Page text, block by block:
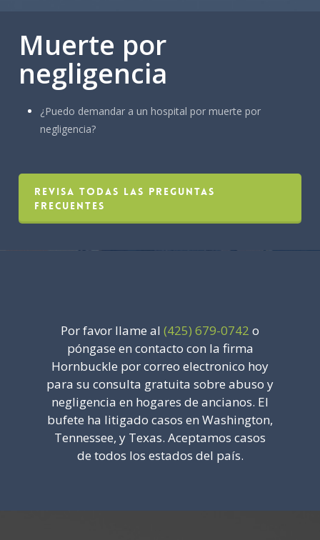
Muerte por
negligencia
¿Puedo demandar a un hospital por muerte por
negligencia?
revisa todas las preguntas
frecuentes
Por favor llame al (425) 679-0742 o
póngase en contacto con la firma
Hornbuckle por correo electronico hoy
para su consulta gratuita sobre abuso y
negligencia en hogares de ancianos. El
bufete ha litigado casos en Washington,
Tennessee, y Texas. Aceptamos casos
de todos los estados del país.